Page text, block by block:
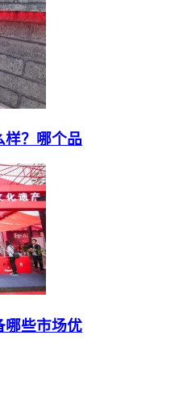
样？哪个品
哪些市场优